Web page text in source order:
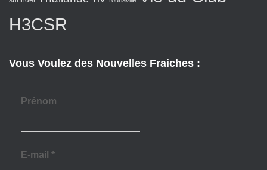
H3CSR
Vous Voulez des Nouvelles Fraiches :
Prénom
E-mail *